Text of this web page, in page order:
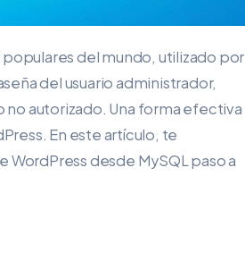
del mundo, utilizado por
del usuario administrador,
no autorizado. Una forma efectiva
En este artículo, te
desde MySQL paso a